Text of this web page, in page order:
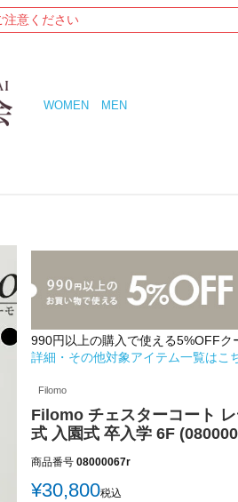
意ください
WOMEN MEN
990円以上の購入で使える5%OFFク
詳細・その他対象アイテム一覧はこ
Filomo
Filomo チェスターコート
式 入園式 卒入学 6F
商品番号 08000067r
¥30,800税込